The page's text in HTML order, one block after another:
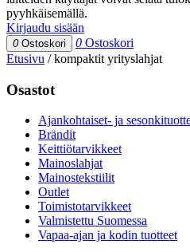
pyyhkäisemällä.
Kirjaudu sisään
0 Ostoskori 0 Ostoskori
Etusivu /kompaktit yrityslahjat
Osastot
Ajankohtaiset- ja
Brändit
Keittiötarvikkeet
Mainoslahjat
Mainostekstiilit
Outlet
Toimistotarvikkeet
Valmistettu Suomessa
Vapaa-ajan ja kodin tuotteet